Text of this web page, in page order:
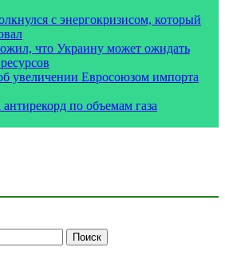
с энергокризисом, который
что Украину может ожидать
увеличении Евросоюзом импорта
по объемам газа